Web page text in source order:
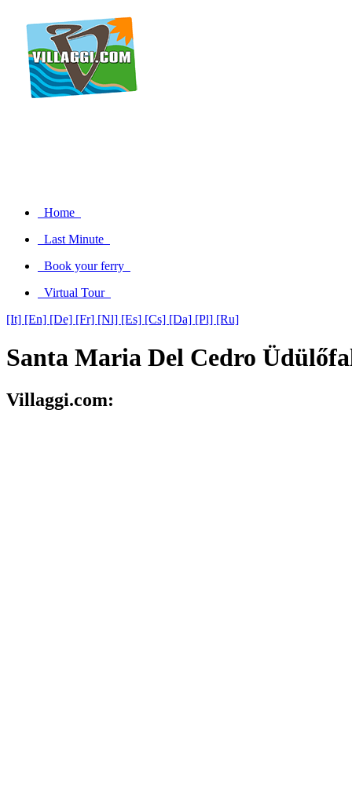
Home
Last Minute
Book your ferry
Virtual Tour
[It] [En] [De] [Fr] [Nl] [Es] [Cs] [Da] [Pl] [Ru]
Santa Maria Del Cedro
Villaggi.com: